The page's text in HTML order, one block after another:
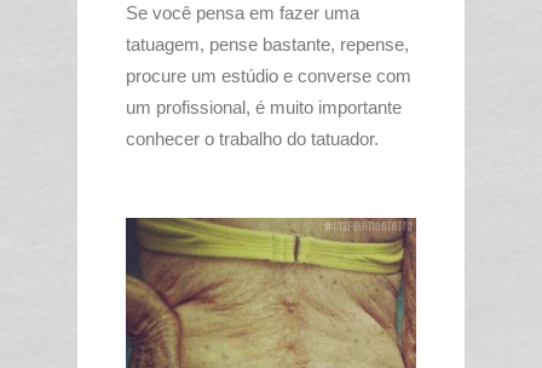
Se você pensa em fazer uma
tatuagem, pense bastante, repense,
procure um estúdio e converse com
um profissional, é muito importante
conhecer o trabalho do tatuador.